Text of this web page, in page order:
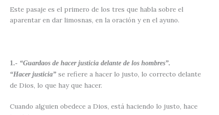
Este pasaje es el primero de los tres que habla sobre el
aparentar en dar limosnas, en la oración y en el ayuno.
1.- “Guardaos de hacer justicia delante de los hombres”.
“Hacer justicia” se refiere a hacer lo justo, lo correcto delante
de Dios, lo que hay que hacer.
Cuando alguien obedece a Dios, está haciendo lo justo, hace